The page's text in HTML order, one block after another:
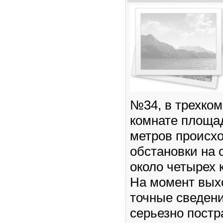
№34, в
комнате
метров
обстановки
около четырех
На момент
точные
серьезно